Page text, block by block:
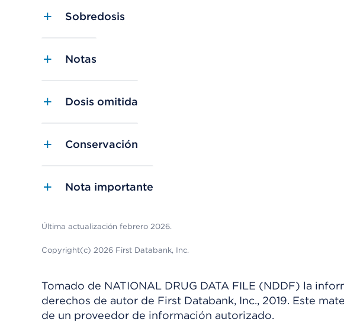
Sobredosis
Notas
Dosis omitida
Conservación
Nota importante
Última actualización febrero 2026.
Copyright(c) 2026 First Databank, Inc.
Tomado de NATIONAL DRUG DATA FILE (NDDF) la
derechos de autor de First Databank, Inc., 2019. Este
de un proveedor de información autorizado.